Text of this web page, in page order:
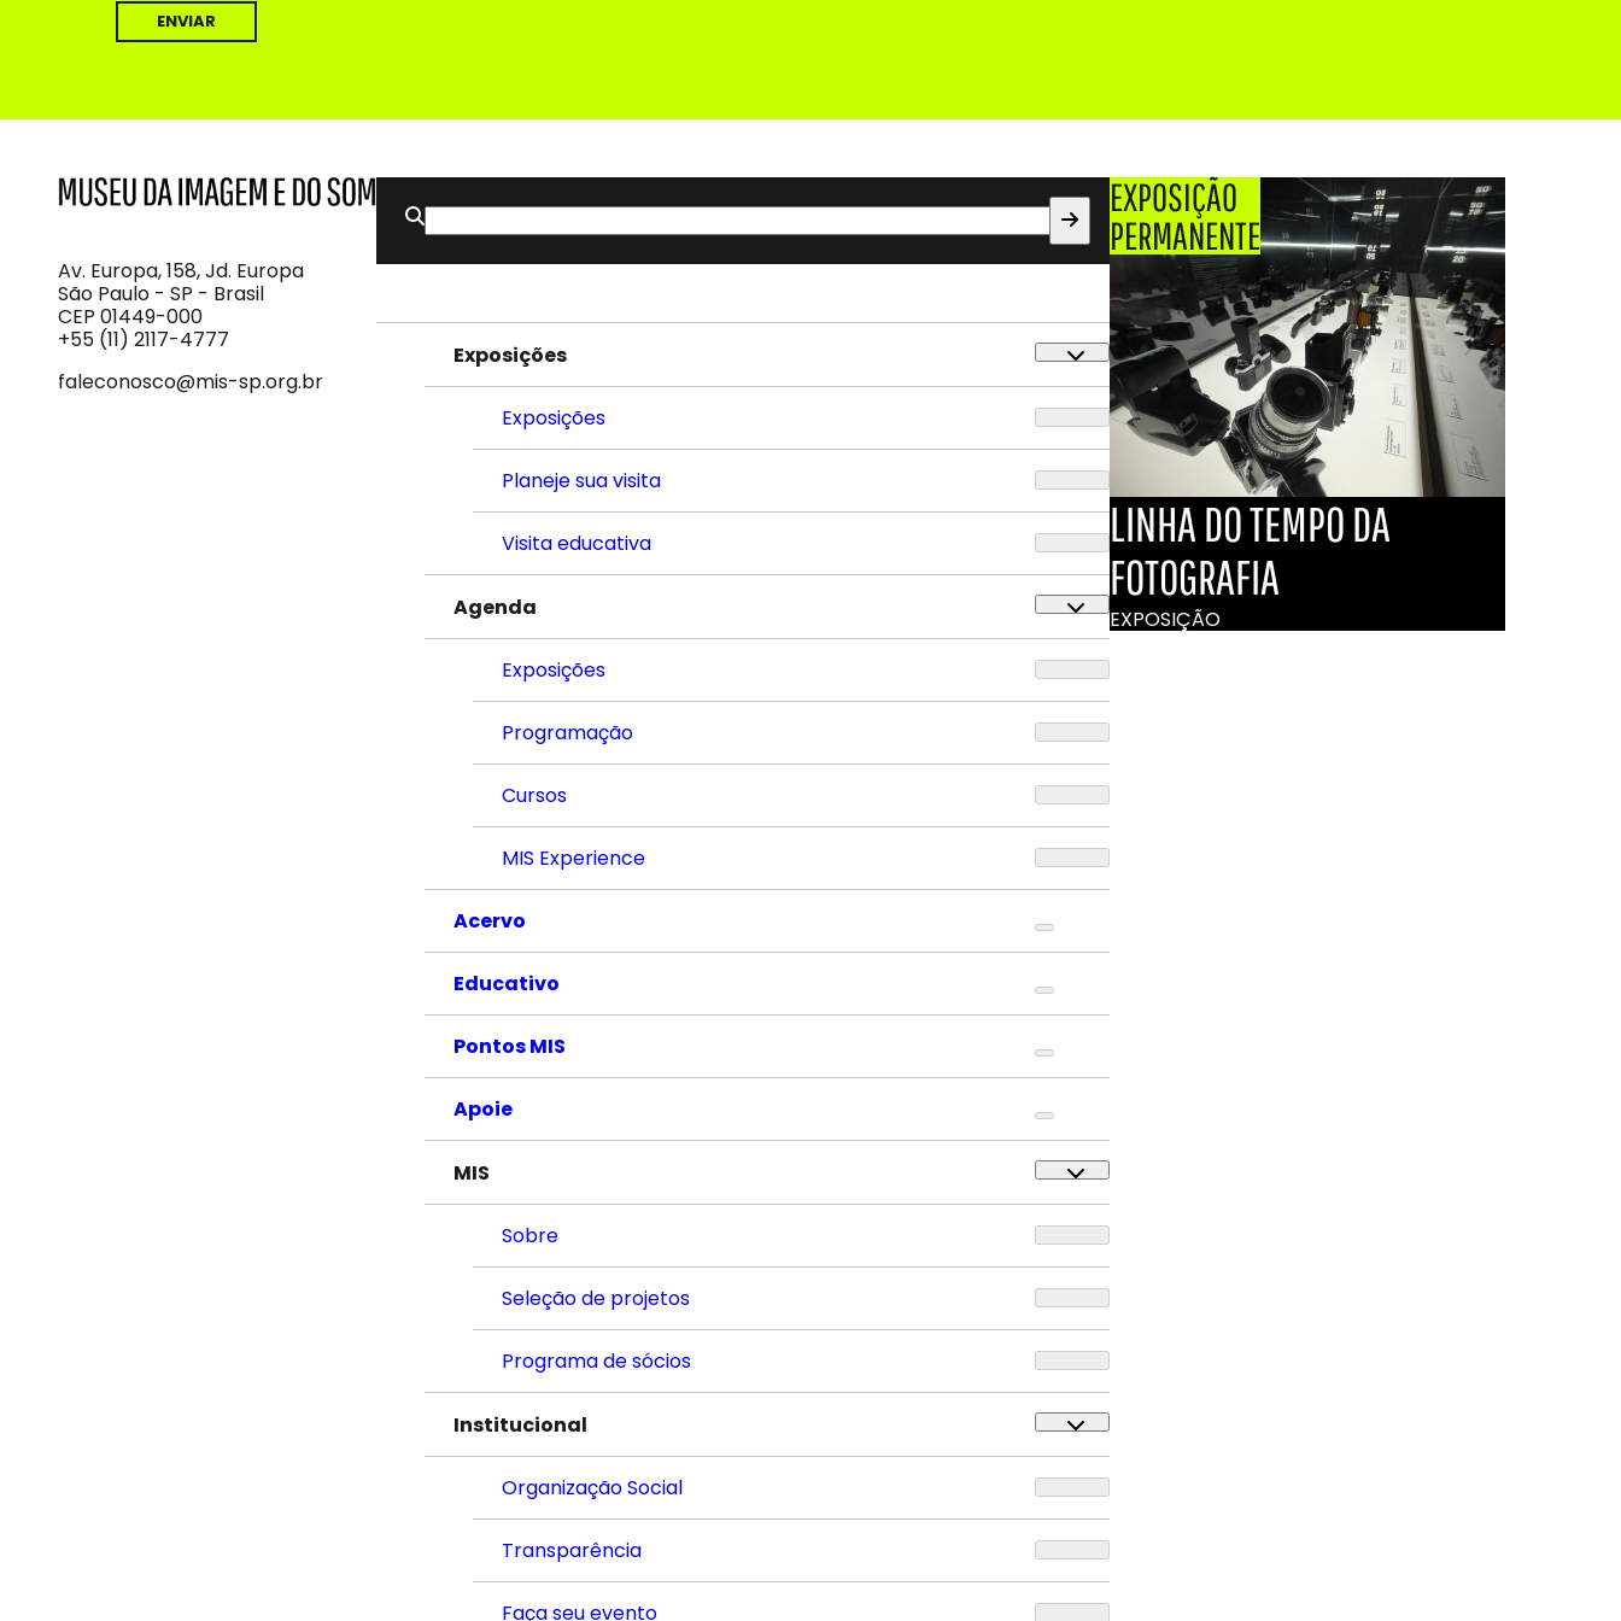
Imagem
e
do
Som
Av. Europa, 158, Jd. Europa
São Paulo - SP - Brasil
CEP 01449-000
+55 (11) 2117-4777
faleconosco@mis-sp.org.br
Buscar
por:
Exposições
Exposições
Planeje sua visita
Visita educativa
Agenda
Exposições
Programação
Cursos
MIS Experience
Acervo
Educativo
Pontos MIS
Apoie
MIS
Sobre
Seleção de projetos
Programa de sócios
Institucional
Organização Social
Transparência
Faça seu evento
EXPOSIÇÃO
PERMANENTE
LINHA DO TEMPO DA
FOTOGRAFIA
EXPOSIÇÃO